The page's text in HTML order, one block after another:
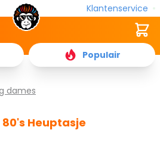
Klantenservice
Zoek
Populair
Cart
dames
Heuptasje